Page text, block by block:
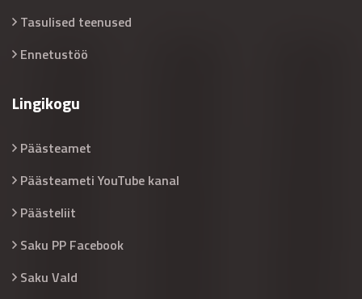
Tasulised teenused
Ennetustöö
Lingikogu
Päästeamet
Päästeameti YouTube kanal
Päästeliit
Saku PP Facebook
Saku Vald